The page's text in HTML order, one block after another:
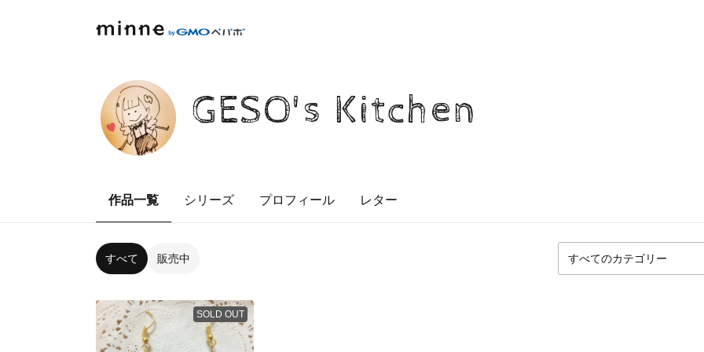
GESO's Kitchen
作品一覧 シリーズ プロフィール レター
すべて 販売中
SOLD OUT